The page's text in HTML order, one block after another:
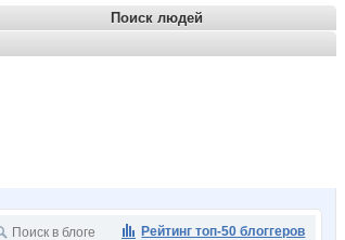
Поиск людей
Рейтинг топ-50 блоггеров